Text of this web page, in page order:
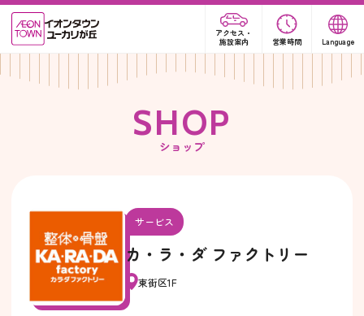
アクセス・
施設案内
営業時間 Language
SHOP
ショップ
サービス
カ・ラ・ダ ファクトリー
東街区1F